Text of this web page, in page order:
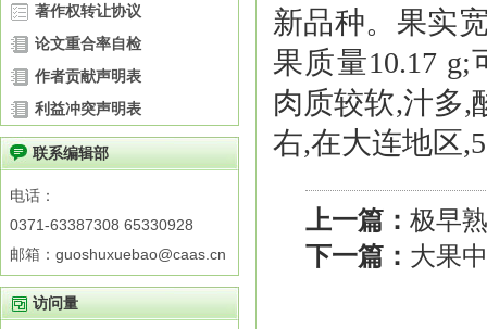
著作权转让协议
论文重合率自检
作者贡献声明表
利益冲突声明表
联系编辑部
电话：
0371-63387308 65330928
邮箱：guoshuxuebao@caas.cn
访问量
新品种。果实
果质量10.17 g;
肉质较软,汁多,
右,在大连地区
上一篇： 极早
下一篇： 大果